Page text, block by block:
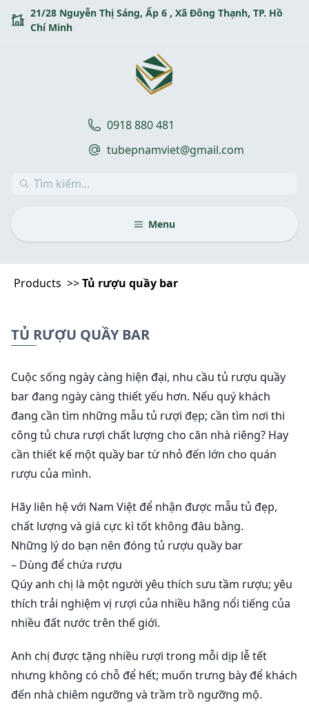
21/28 Nguyễn Thị Sáng, Ấp 6 , Xã Đông Thạnh, TP. Hồ
Chí Minh
0918 880 481
tubepnamviet@gmail.com
Menu
Products >>Tủ rượu quầy bar
TỦ RƯỢU QUẦY BAR
Cuộc sống ngày càng hiện đại, nhu cầu tủ rượu quầy
bar đang ngày càng thiết yếu hơn. Nếu quý khách
đang cần tìm những mẫu tủ rượi đẹp; cần tìm nơi thi
công tủ chưa rượi chất lượng cho căn nhà riêng? Hay
cần thiết kế một quầy bar từ nhỏ đến lớn cho quán
rượu của mình.
Hãy liên hệ với Nam Việt để nhận được mẫu tủ đẹp,
chất lượng và giá cực kì tốt không đâu bằng.
Những lý do bạn nên đóng tủ rượu quầy bar
– Dùng để chứa rượu
Qúy anh chị là một người yêu thích sưu tầm rượu; yêu
thích trải nghiệm vị rượi của nhiều hãng nổi tiếng của
nhiều đất nước trên thế giới.
Anh chị được tặng nhiều rượi trong mỗi dịp lễ tết
nhưng không có chỗ để hết; muốn trưng bày để khách
đến nhà chiêm ngưỡng và trầm trồ ngưỡng mộ.